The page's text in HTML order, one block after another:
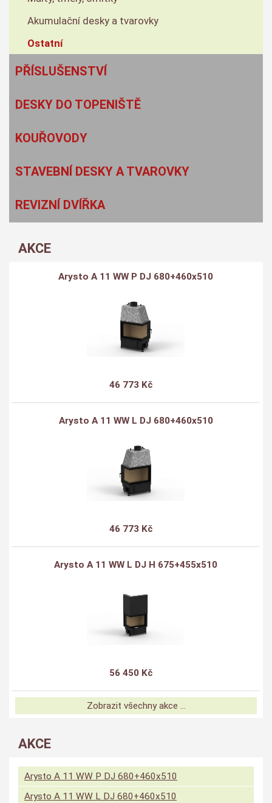
Akumulační desky a tvarovky
Ostatní
PŘÍSLUŠENSTVÍ
DESKY DO TOPENIŠTĚ
KOUŘOVODY
STAVEBNÍ DESKY A TVAROVKY
REVIZNÍ DVÍŘKA
AKCE
Arysto A 11 WW P DJ 680+460x510
46 773 Kč
Arysto A 11 WW L DJ 680+460x510
46 773 Kč
Arysto A 11 WW L DJ H 675+455x510
56 450 Kč
Zobrazit všechny akce ...
AKCE
Arysto A 11 WW P DJ 680+460x510
Arysto A 11 WW L DJ 680+460x510